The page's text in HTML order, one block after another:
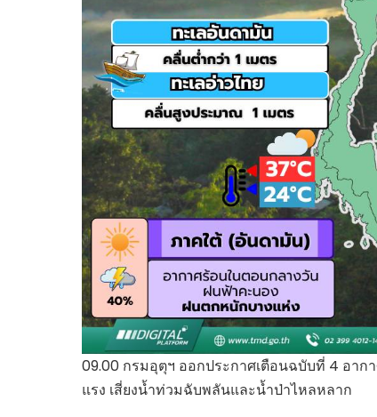
09.00 กรมอุตุฯ ออกประกาศเตือนฉบับที่ 4 อา
แรง เสี่ยงน้ำท่วมฉับพลันและน้ำป่าไหลหลาก